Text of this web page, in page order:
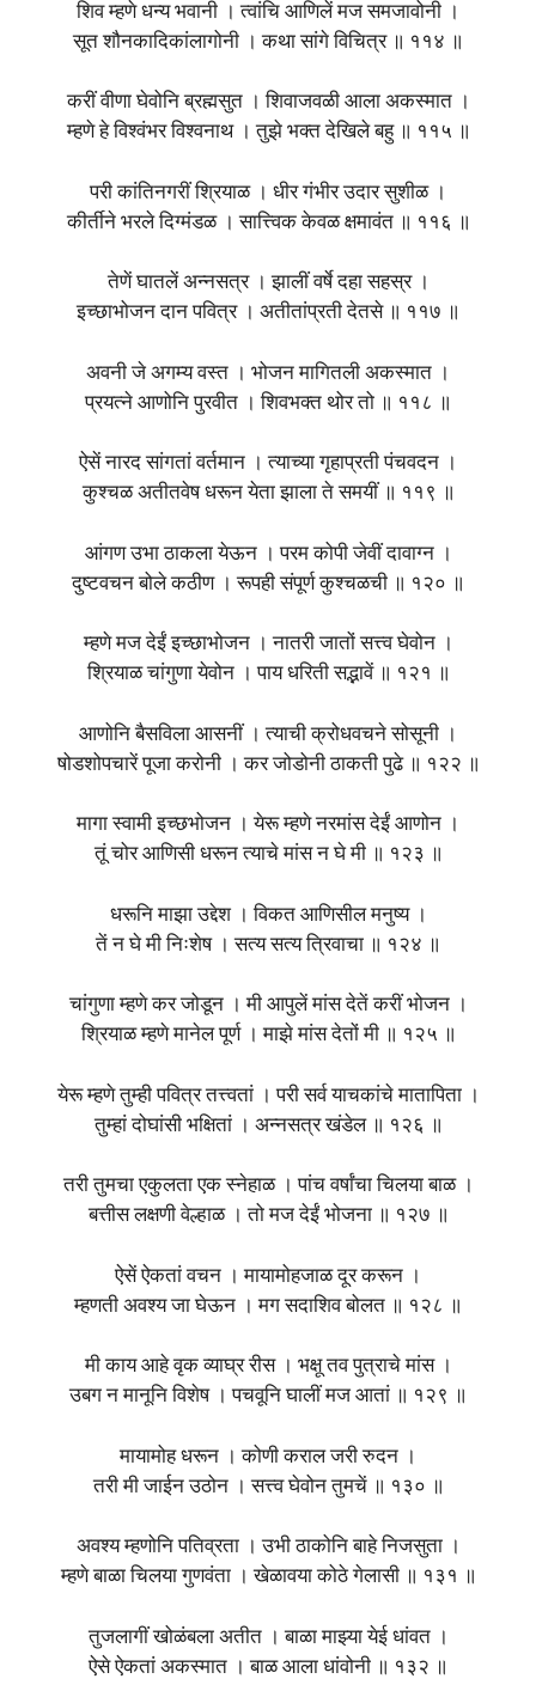
शिव म्हणे धन्य भवानी । त्वांचि आणिलें मज समजावोनी ।
सूत शौनकादिकांलागोनी । कथा सांगे विचित्र ॥ ११४ ॥
करीं वीणा घेवोनि ब्रह्मसुत । शिवाजवळी आला अकस्मात ।
म्हणे हे विश्वंभर विश्वनाथ । तुझे भक्त देखिले बहु ॥ ११५ ॥
परी कांतिनगरीं श्रियाळ । धीर गंभीर उदार सुशीळ ।
कीर्तीने भरले दिग्मंडळ । सात्त्विक केवळ क्षमावंत ॥ ११६ ॥
तेणें घातलें अन्नसत्र । झालीं वर्षे दहा सहस्र ।
इच्छाभोजन दान पवित्र । अतीतांप्रती देतसे ॥ ११७ ॥
अवनी जे अगम्य वस्त । भोजन मागितली अकस्मात ।
प्रयत्ने आणोनि पुरवीत । शिवभक्त थोर तो ॥ ११८ ॥
ऐसें नारद सांगतां वर्तमान । त्याच्या गृहाप्रती पंचवदन ।
कुश्चळ अतीतवेष धरून येता झाला ते समयीं ॥ ११९ ॥
आंगण उभा ठाकला येऊन । परम कोपी जेवीं दावाग्न ।
दुष्टवचन बोले कठीण । रूपही संपूर्ण कुश्चळची ॥ १२० ॥
म्हणे मज देईं इच्छाभोजन । नातरी जातों सत्त्व घेवोन ।
श्रियाळ चांगुणा येवोन । पाय धरिती सद्भावें ॥ १२१ ॥
आणोनि बैसविला आसनीं । त्याची क्रोधवचने सोसूनी ।
षोडशोपचारें पूजा करोनी । कर जोडोनी ठाकती पुढे ॥ १२२ ॥
मागा स्वामी इच्छभोजन । येरू म्हणे नरमांस देईं आणोन ।
तूं चोर आणिसी धरून त्याचे मांस न घे मी ॥ १२३ ॥
धरूनि माझा उद्देश । विकत आणिसील मनुष्य ।
तें न घे मी निःशेष । सत्य सत्य त्रिवाचा ॥ १२४ ॥
चांगुणा म्हणे कर जोडून । मी आपुलें मांस देतें करीं भोजन ।
श्रियाळ म्हणे मानेल पूर्ण । माझे मांस देतों मी ॥ १२५ ॥
येरू म्हणे तुम्ही पवित्र तत्त्वतां । परी सर्व याचकांचे मातापिता ।
तुम्हां दोघांसी भक्षितां । अन्नसत्र खंडेल ॥ १२६ ॥
तरी तुमचा एकुलता एक स्नेहाळ । पांच वर्षांचा चिलया बाळ ।
बत्तीस लक्षणी वेल्हाळ । तो मज देईं भोजना ॥ १२७ ॥
ऐसें ऐकतां वचन । मायामोहजाळ दूर करून ।
म्हणती अवश्य जा घेऊन । मग सदाशिव बोलत ॥ १२८ ॥
मी काय आहे वृक व्याघ्र रीस । भक्षू तव पुत्राचे मांस ।
उबग न मानूनि विशेष । पचवूनि घालीं मज आतां ॥ १२९ ॥
मायामोह धरून । कोणी कराल जरी रुदन ।
तरी मी जाईन उठोन । सत्त्व घेवोन तुमचें ॥ १३० ॥
अवश्य म्हणोनि पतिव्रता । उभी ठाकोनि बाहे निजसुता ।
म्हणे बाळा चिलया गुणवंता । खेळावया कोठे गेलासी ॥ १३१ ॥
तुजलागीं खोळंबला अतीत । बाळा माझ्या येई धांवत ।
ऐसे ऐकतां अकस्मात । बाळ आला धांवोनी ॥ १३२ ॥